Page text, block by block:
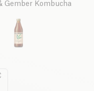
Gember Kombucha